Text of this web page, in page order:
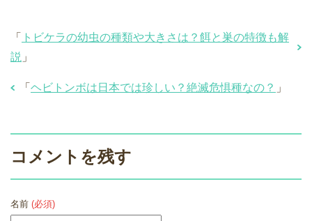
「
トビケラの幼虫の種類や大きさは？餌と巣の特徴も解
説 」
「 ヘビトンボは日本では珍しい？絶滅危惧種なの？ 」
コメントを残す
名前 (必須)